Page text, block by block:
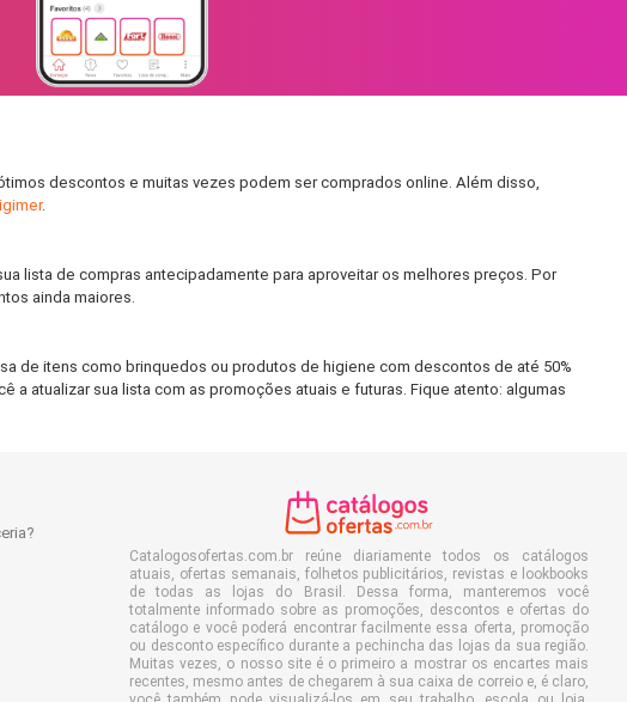
descontos e muitas vezes podem ser comprados online. Além disso,
.
lista de compras antecipadamente para aproveitar os melhores preços. Por
ainda maiores.
de itens como brinquedos ou produtos de higiene com descontos de até 50%
a atualizar sua lista com as promoções atuais e futuras. Fique atento: algumas
Catalogosofertas.com.br reúne diariamente todos os catálogos
atuais, ofertas semanais, folhetos publicitários, revistas e lookbooks
de todas as lojas do Brasil. Dessa forma, manteremos você
totalmente informado sobre as promoções, descontos e ofertas do
catálogo e você poderá encontrar facilmente essa oferta, promoção
ou desconto específico durante a pechincha das lojas da sua região.
Muitas vezes, o nosso site é o primeiro a mostrar os encartes mais
recentes, mesmo antes de chegarem à sua caixa de correio e, é claro,